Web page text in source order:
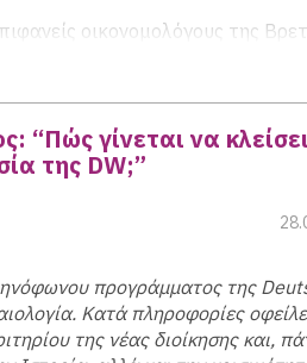
οικονομολόγους της
της Οικονομικής Υπηρεσίας
έως το 2010. Και τυγχάνει να
γεννήθηκε – με το όνομα
Αθήνα. Σε ηλικία 17 ετών,
για να σπουδάσει στην LSE.
Επιχειρηματικών Ερευνών
Κοινωνικών Επιστημών.
“Πώς γίνεται να
της DW;”
προγράμματος της
Κατά πληροφορίες
της νέας διοίκησης και,